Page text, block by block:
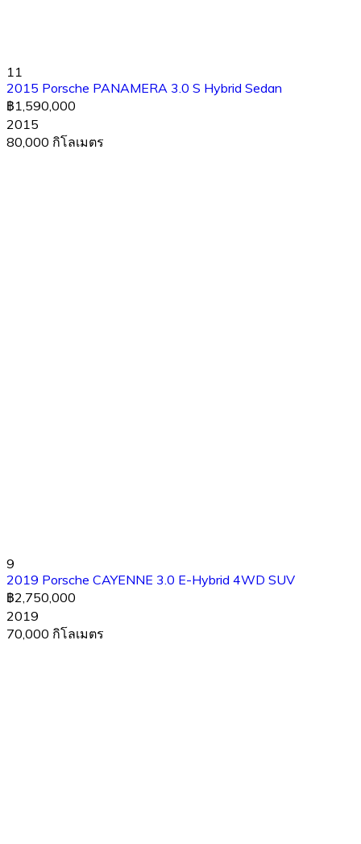
11
2015 Porsche PANAMERA 3.0 S Hybrid Sedan
฿1,590,000
2015
80,000 กิโลเมตร
9
2019 Porsche CAYENNE 3.0 E-Hybrid 4WD SUV
฿2,750,000
2019
70,000 กิโลเมตร